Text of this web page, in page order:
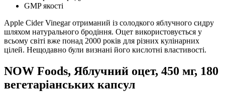
GMP якості
Apple Cider Vinegar отриманий із солодкого яблучного сидру
шляхом натурального бродіння. Оцет використовується у
всьому світі вже понад 2000 років для різних кулінарних
цілей. Нещодавно були визнані його кислотні властивості.
NOW Foods, Яблучний оцет, 450 мг, 180
вегетаріанських капсул